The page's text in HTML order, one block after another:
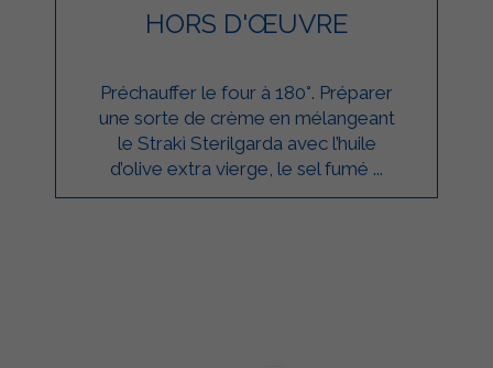
HORS D'ŒUVRE
Préchauffer le four à 180°. Préparer
une sorte de crème en mélangeant
le Strakì Sterilgarda avec l’huile
d’olive extra vierge, le sel fumé ...